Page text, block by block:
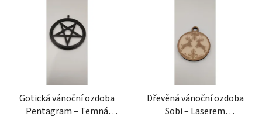
Gotická vánoční ozdoba
Pentagram – Temná
Dřevěná vánoční ozdoba
Sobi – Laserem